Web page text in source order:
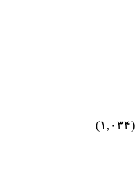
(۱,۰۳۴)